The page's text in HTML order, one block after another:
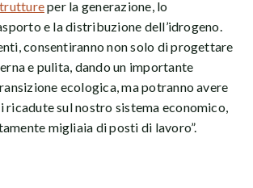
per la generazione, lo
e la distribuzione dell’idrogeno.
consentiranno non solo di progettare
e pulita, dando un importante
ecologica, ma potranno avere
ricadute sul nostro sistema economico,
migliaia di posti di lavoro”.